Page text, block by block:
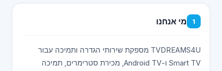
1 מי אנחנו
TVDREAMS4U מספקת שירותי הגדרה ותמיכה עבור
Smart TV ו-Android TV, מכירת סטרימרים, תמיכה